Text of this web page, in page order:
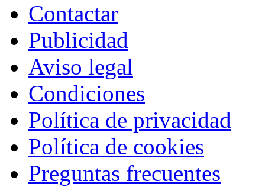
Contactar
Publicidad
Aviso legal
Condiciones
Política de privacidad
Política de cookies
Preguntas frecuentes